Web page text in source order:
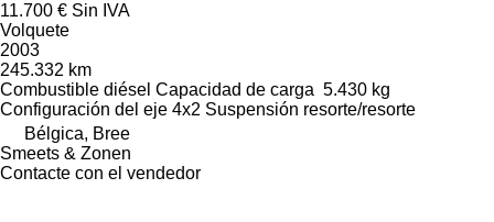
11.700 € Sin IVA
Volquete
2003
245.332 km
Combustible diésel Capacidad de carga 5.430 kg
Configuración del eje 4x2 Suspensión resorte/resorte
Bélgica, Bree
Smeets & Zonen
Contacte con el vendedor